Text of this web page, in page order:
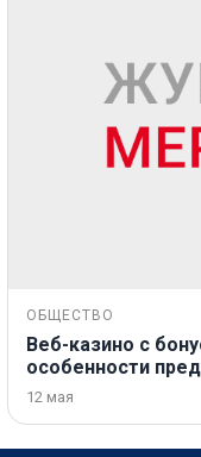
ОБЩЕСТВО
Веб-казино с
особенности
12 мая